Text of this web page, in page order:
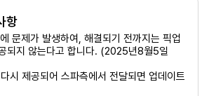
항
문제가 발생하여, 해결되기 전까지는 픽업
되지 않는다고 합니다. (2025년8월5일
시 제공되어 스파측에서 전달되면 업데이트